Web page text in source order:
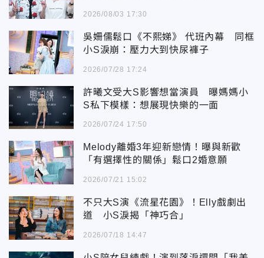
2026/08/03 17:30
吳姍儒鬆口《不熙娣》 代班內幕 同框
小S淚崩：壓力大到快尿褲子
2026/07/28 17:24
許曦文受大S影響想當演員 曝媽媽小
S私下模樣：想展現快樂的一面
2026/07/24 17:50
Melody離婚3年迎新戀情！曝與新歡
「有選擇性的關係」鬆口2婚意願
2026/07/21 15:02
不只大S演《流星花園》！Elly戲劇出
道 小S淚揭「神巧合」
2026/07/18 14:47